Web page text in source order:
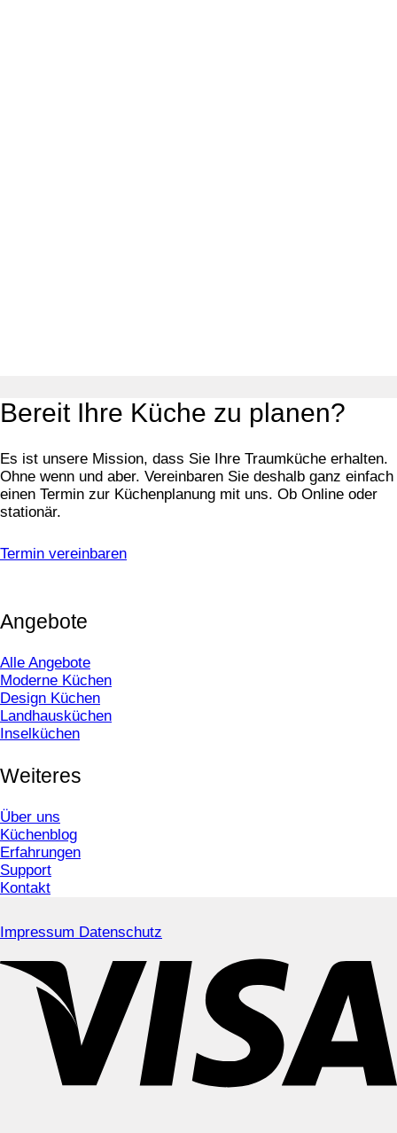
Bereit Ihre Küche zu planen?
Es ist unsere Mission, dass Sie Ihre Traumküche erhalten.
Ohne wenn und aber. Vereinbaren Sie deshalb ganz einfach
einen Termin zur Küchenplanung mit uns. Ob Online oder
stationär.
Termin vereinbaren
Angebote
Alle Angebote
Moderne Küchen
Design Küchen
Landhausküchen
Inselküchen
Weiteres
Über uns
Küchenblog
Erfahrungen
Support
Kontakt
Impressum Datenschutz